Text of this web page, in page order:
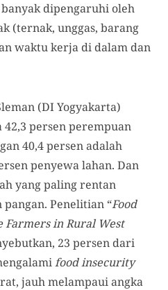
dipengaruhi oleh
(ternak, unggas, barang
waktu kerja di dalam dan
(DI Yogyakarta)
persen perempuan
40,4 persen adalah
penyewa lahan. Dan
yang paling rentan
Penelitian “Food
Farmers in Rural West
23 persen dari
food insecurity
jauh melampaui angka